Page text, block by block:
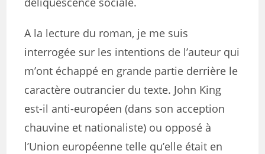
A la lecture du roman, je me suis
interrogée sur les intentions de l’auteur qui
m’ont échappé en grande partie derrière le
caractère outrancier du texte. John King
est-il anti-européen (dans son acception
chauvine et nationaliste) ou opposé à
l’Union européenne telle qu’elle était en